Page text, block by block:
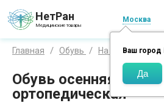
НетРан
Медицинские товары
Москва
Ваш город
Главная Обувь На осень
Обувь осенняя
ортопедическая